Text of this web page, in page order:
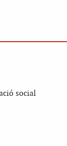
social